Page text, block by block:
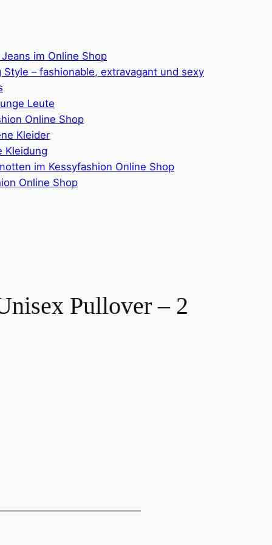
im Online Shop
Style – fashionable, extravagant und sexy
Leute
Online Shop
Kleider
Kleidung
im Kessyfashion Online Shop
Online Shop
Pullover – 2